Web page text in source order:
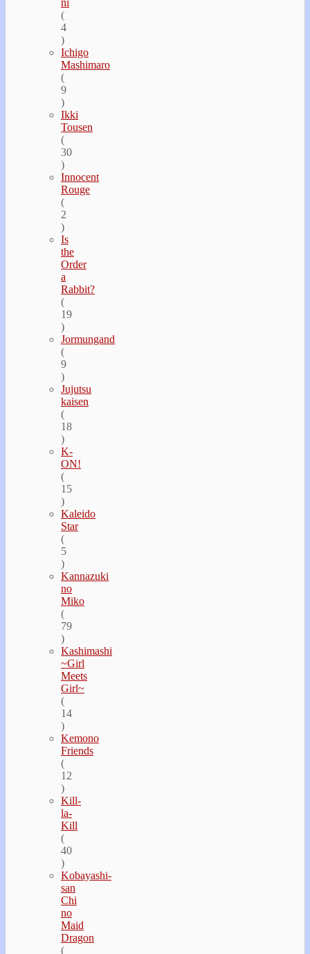
ni
(
4
)
Ichigo
Mashimaro
(
9
)
Ikki
Tousen
(
30
)
Innocent
Rouge
(
2
)
Is
the
Order
a
Rabbit?
(
19
)
Jormungand
(
9
)
Jujutsu
kaisen
(
18
)
K-
ON!
(
15
)
Kaleido
Star
(
5
)
Kannazuki
no
Miko
(
79
)
Kashimashi
~Girl
Meets
Girl~
(
14
)
Kemono
Friends
(
12
)
Kill-
la-
Kill
(
40
)
Kobayashi-
san
Chi
no
Maid
Dragon
(